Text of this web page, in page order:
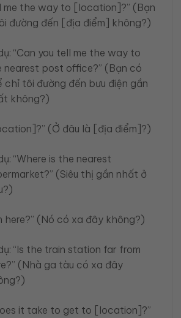
me the way to [location]?” (Bạn
đường đến [địa điểm] không?)
“Can you tell me the way to
nearest post office?” (Bạn có
chỉ tôi đường đến bưu điện gần
không?)
(Ở đâu là [địa điểm]?)
“Where is the nearest
(Siêu thị gần nhất ở
here?” (Nó có xa đây không?)
“Is the train station far from
(Nhà ga tàu có xa đây
it take to get to [location]?”